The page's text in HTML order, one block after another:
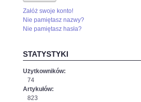
Załóż swoje konto!
Nie pamiętasz nazwy?
Nie pamiętasz hasła?
STATYSTYKI
Użytkowników:
74
Artykułów:
823